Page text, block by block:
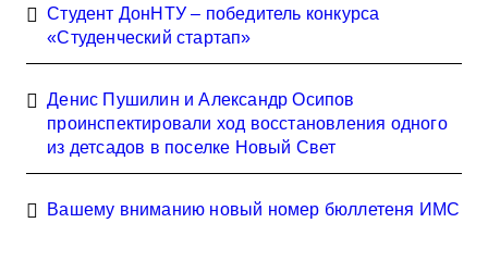
Студент ДонНТУ – победитель конкурса
«Студенческий стартап»
Денис Пушилин и Александр Осипов
проинспектировали ход восстановления одного
из детсадов в поселке Новый Свет
Вашему вниманию новый номер бюллетеня ИМС